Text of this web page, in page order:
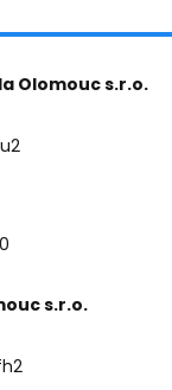
Olomouc s.r.o.
s.r.o.